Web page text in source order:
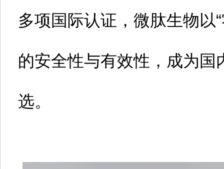
多项国际认证，微肽生物以
的安全性与有效性，成为
选。